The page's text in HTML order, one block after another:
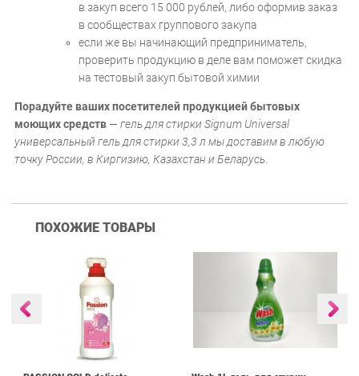
в закуп всего 15 000 рублей, либо оформив заказ
в сообществах группового закупа
если же вы начинающий предприниматель,
проверить продукцию в деле вам поможет скидка
на тестовый закуп бытовой химии
Порадуйте ваших посетителей продукцией бытовых
моющих средств —гель для стирки Signum Universal
универсальный гель для стирки 3,3 л мы доставим в любую
точку России, в Киргизию, Казахстан и Беларусь.
ПОХОЖИЕ ТОВАРЫ